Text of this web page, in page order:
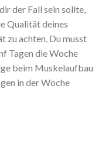
der Fall sein sollte,
Qualität deines
zu achten. Du musst
Tagen die Woche
beim Muskelaufbau
in der Woche